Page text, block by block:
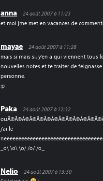
anna
24 août 2007 à 11:23
et moi jme met en vacances de
mayae
24 août 2007 à 11:28
mais si mais si, y’en a qui viennent tous
nouvelles notes et te traiter de
personne.
:p
Paka
24 août 2007 à 12:32
j’ai le
_o\ \o\ \o/ /o/ /o_
Nelio
24 août 2007 à 13:30